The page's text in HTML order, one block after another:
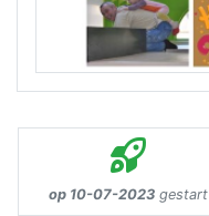
op 10-07-2023 gestart